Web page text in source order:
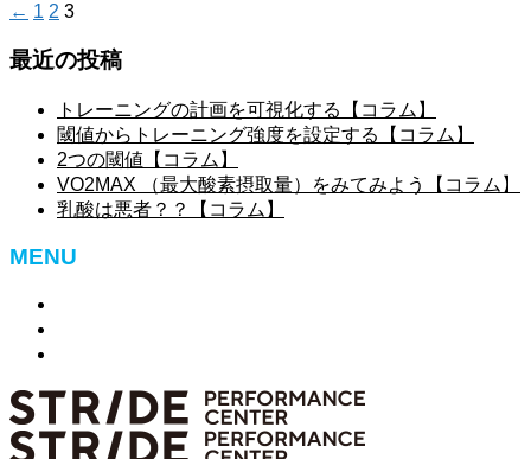
← 1 2 3
最近の投稿
トレーニングの計画を可視化する【コラム】
閾値からトレーニング強度を設定する【コラム】
2つの閾値【コラム】
VO2MAX （最大酸素摂取量）をみてみよう【コラム】
乳酸は悪者？？【コラム】
MENU